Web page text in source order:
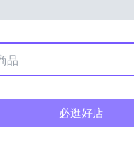
必逛好店